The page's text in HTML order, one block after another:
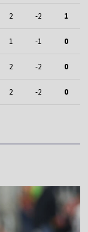
2 -2 1
1 -1 0
2 -2 0
2 -2 0